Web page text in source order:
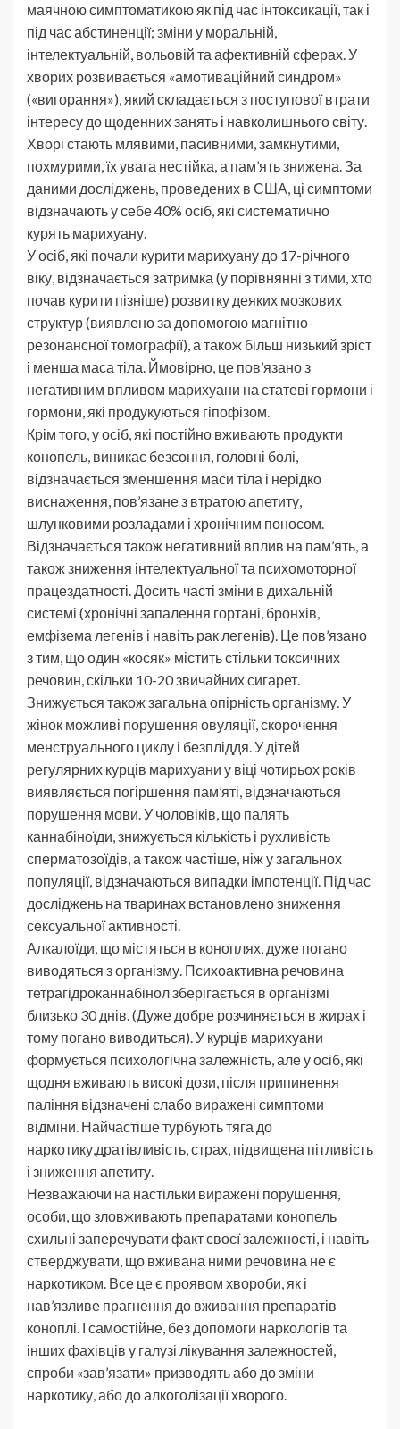
маячною симптоматикою як під час інтоксикації, так і
під час абстиненції; зміни у моральній,
інтелектуальній, вольовій та афективній сферах. У
хворих розвивається «амотиваційний синдром»
(«вигорання»), який складається з поступової втрати
інтересу до щоденних занять і навколишнього світу.
Хворі стають млявими, пасивними, замкнутими,
похмурими, їх увага нестійка, а пам’ять знижена. За
даними досліджень, проведених в США, ці симптоми
відзначають у себе 40% осіб, які систематично
курять марихуану.
У осіб, які почали курити марихуану до 17-річного
віку, відзначається затримка (у порівнянні з тими, хто
почав курити пізніше) розвитку деяких мозкових
структур (виявлено за допомогою магнітно-
резонансної томографії), а також більш низький зріст
і менша маса тіла. Ймовірно, це пов’язано з
негативним впливом марихуани на статеві гормони і
гормони, які продукуються гіпофізом.
Крім того, у осіб, які постійно вживають продукти
конопель, виникає безсоння, головні болі,
відзначається зменшення маси тіла і нерідко
виснаження, пов’язане з втратою апетиту,
шлунковими розладами і хронічним поносом.
Відзначається також негативний вплив на пам’ять, а
також зниження інтелектуальної та психомоторної
працездатності. Досить часті зміни в дихальній
системі (хронічні запалення гортані, бронхів,
емфізема легенів і навіть рак легенів). Це пов’язано
з тим, що один «косяк» містить стільки токсичних
речовин, скільки 10-20 звичайних сигарет.
Знижується також загальна опірність організму. У
жінок можливі порушення овуляції, скорочення
менструального циклу і безпліддя. У дітей
регулярних курців марихуани у віці чотирьох років
виявляється погіршення пам’яті, відзначаються
порушення мови. У чоловіків, що палять
каннабіноїди, знижується кількість і рухливість
сперматозоїдів, а також частіше, ніж у загальнох
популяції, відзначаються випадки імпотенції. Під час
досліджень на тваринах встановлено зниження
сексуальної активності.
Алкалоїди, що містяться в коноплях, дуже погано
виводяться з організму. Психоактивна речовина
тетрагідроканнабінол зберігається в організмі
близько 30 днів. (Дуже добре розчиняється в жирах і
тому погано виводиться). У курців марихуани
формується психологічна залежність, але у осіб, які
щодня вживають високі дози, після припинення
паління відзначені слабо виражені симптоми
відміни. Найчастіше турбують тяга до
наркотику,дратівливість, страх, підвищена пітливість
і зниження апетиту.
Незважаючи на настільки виражені порушення,
особи, що зловживають препаратами конопель
схильні заперечувати факт своєї залежності, і навіть
стверджувати, що вживана ними речовина не є
наркотиком. Все це є проявом хвороби, як і
нав’язливе прагнення до вживання препаратів
коноплі. І самостійне, без допомоги наркологів та
інших фахівців у галузі лікування залежностей,
спроби «зав’язати» призводять або до зміни
наркотику, або до алкоголізації хворого.